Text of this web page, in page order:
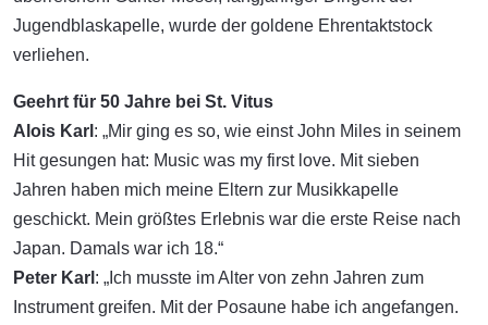
Jugendblaskapelle, wurde der goldene Ehrentaktstock
verliehen.
Geehrt für 50 Jahre bei St. Vitus
Alois Karl : „Mir ging es so, wie einst John Miles in seinem
Hit gesungen hat: Music was my first love. Mit sieben
Jahren haben mich meine Eltern zur Musikkapelle
geschickt. Mein größtes Erlebnis war die erste Reise nach
Japan. Damals war ich 18.“
Peter Karl : „Ich musste im Alter von zehn Jahren zum
Instrument greifen. Mit der Posaune habe ich angefangen.